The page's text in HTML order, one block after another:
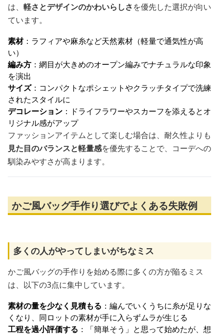
は、 軽さとデザインのかわいらしさを優先した選択が向い
ています。
素材：ラフィアや麻糸など天然素材（軽量で通気性が高
い）
編み方 ：網目が大きめのオープン編みでナチュラルな印象
を演出
サイズ：コンパクトなポシェットやクラッチタイプで洗練
されたスタイルに
デコレーション ：ドライフラワーやスカーフを添えるとオ
リジナル感がアップ
ファッションアイテムとして楽しむ場合は、耐久性よりも
見た目のバランスと軽量感を優先することで、コーデへの
馴染みやすさが高まります。
かご風バッグ手作り選びでよくある失敗例
多くの人がやってしまいがちなミス
かご風バッグの手作りを始める際に多くの方が陥るミス
は、以下の3点に集中しています。
素材の量を少なく見積もる ：編んでいくうちに糸が足りな
くなり、同ロットの素材が手に入らずムラが生じる
工程を過小評価する ：「簡単そう」と思って始めたが、想